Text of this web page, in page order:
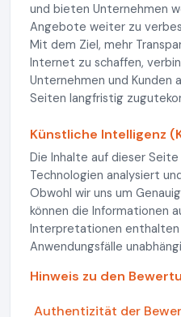
und bieten Unternehmen
Angebote weiter zu
Mit dem Ziel, mehr
Internet zu schaffen,
Unternehmen und Kunden
Seiten langfristig
Künstliche Intelligenz
Die Inhalte auf dieser
Technologien analysiert
Obwohl wir uns um
können die Informationen
Interpretationen
Anwendungsfälle
Hinweis zu den
Authentizität der